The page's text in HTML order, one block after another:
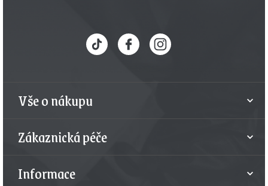
Vše o nákupu
Zákaznická péče
Informace